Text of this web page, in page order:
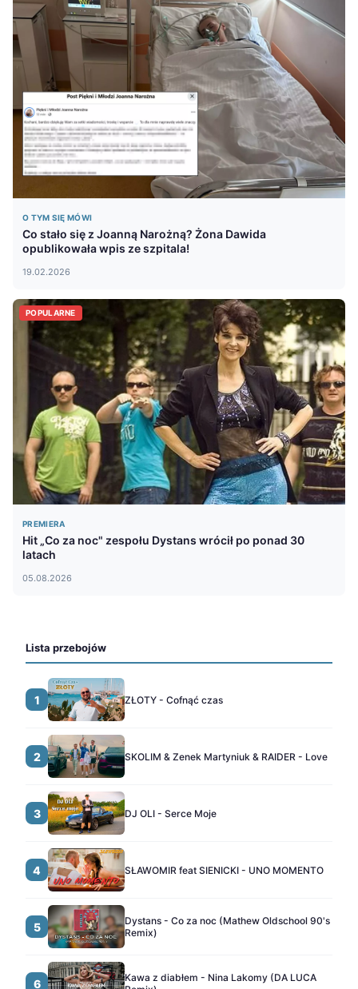
O TYM SIĘ MÓWI
Co stało się z Joanną Narożną? Żona Dawida
opublikowała wpis ze szpitala!
19.02.2026
POPULARNE
PREMIERA
Hit „Co za noc" zespołu Dystans wrócił po ponad 30
latach
05.08.2026
Lista przebojów
1 ZŁOTY - Cofnąć czas
2 SKOLIM & Zenek Martyniuk & RAIDER - Love
3 DJ OLI - Serce Moje
4 SŁAWOMIR feat SIENICKI - UNO MOMENTO
5
Dystans - Co za noc (Mathew Oldschool 90's
Remix)
6
Kawa z diabłem - Nina Lakomy (DA LUCA